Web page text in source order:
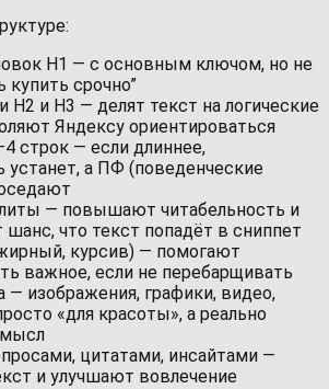
H1 — с основным ключом, но не
купить срочно”
H2 и H3 — делят текст на логические
Яндексу ориентироваться
строк — если длиннее,
устанет, а ПФ (поведенческие
— повышают читабельность и
что текст попадёт в сниппет
курсив) — помогают
важное, если не перебарщивать
— изображения, графики, видео,
«для красоты», а реально
цитатами, инсайтами —
и улучшают вовлечение